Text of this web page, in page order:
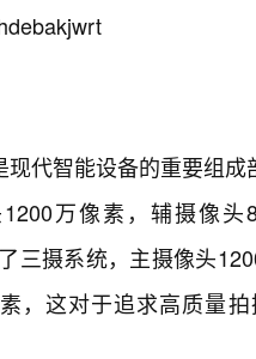
现代智能设备的重要组
万像素，辅摄像
三摄系统，主摄像头
，这对于追求高质量